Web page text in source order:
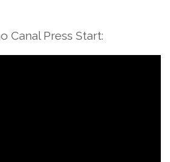
Canal Press Start: